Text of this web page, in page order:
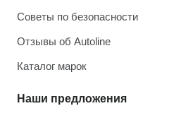
Советы по безопасности
Отзывы об Autoline
Каталог марок
Наши предложения